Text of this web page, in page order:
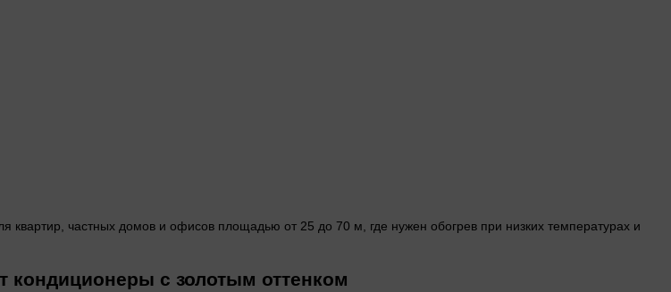
квартир, частных домов и офисов площадью от 25 до 70 м, где нужен обогрев при низких температурах и
кондиционеры с золотым оттенком